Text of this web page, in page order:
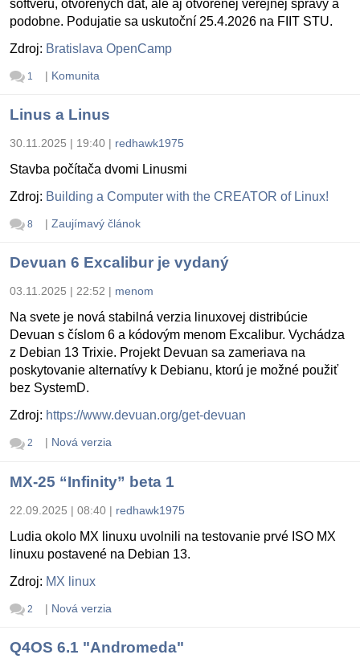
softvéru, otvorených dát, ale aj otvorenej verejnej správy a
podobne. Podujatie sa uskutoční 25.4.2026 na FIIT STU.
Zdroj: Bratislava OpenCamp
1 | Komunita
Linus a Linus
30.11.2025 | 19:40 | redhawk1975
Stavba počítača dvomi Linusmi
Zdroj: Building a Computer with the CREATOR of Linux!
8 | Zaujímavý článok
Devuan 6 Excalibur je vydaný
03.11.2025 | 22:52 | menom
Na svete je nová stabilná verzia linuxovej distribúcie
Devuan s číslom 6 a kódovým menom Excalibur. Vychádza
z Debian 13 Trixie. Projekt Devuan sa zameriava na
poskytovanie alternatívy k Debianu, ktorú je možné použiť
bez SystemD.
Zdroj: https://www.devuan.org/get-devuan
2 | Nová verzia
MX-25 “Infinity” beta 1
22.09.2025 | 08:40 | redhawk1975
Ludia okolo MX linuxu uvolnili na testovanie prvé ISO MX
linuxu postavené na Debian 13.
Zdroj: MX linux
2 | Nová verzia
Q4OS 6.1 "Andromeda"